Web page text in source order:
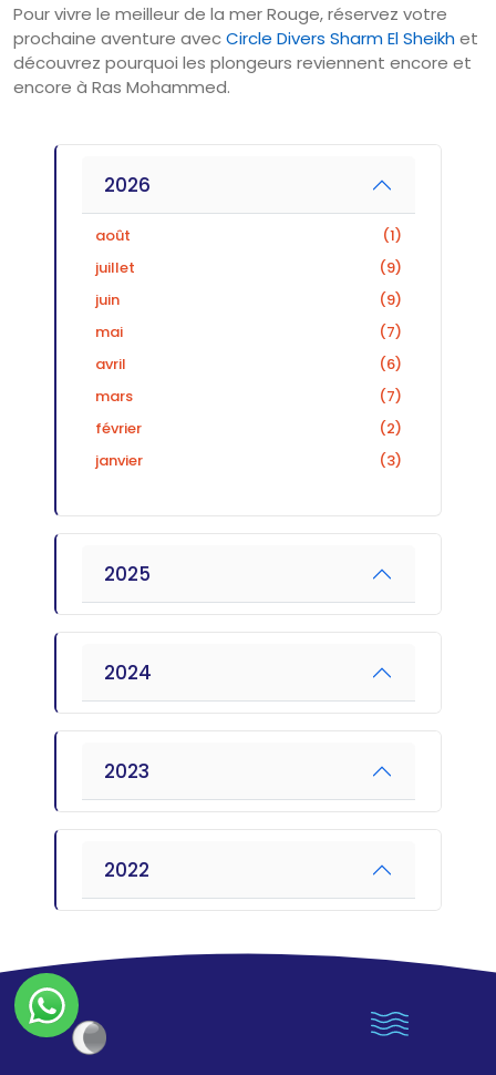
Pour vivre le meilleur de la mer Rouge, réservez votre
prochaine aventure avecCircle Divers Sharm El Sheikhet
découvrez pourquoi les plongeurs reviennent encore et
encore à Ras Mohammed.
2026
août
(1)
juillet
(9)
juin
(9)
mai
(7)
avril
(6)
mars
(7)
février
(2)
janvier
(3)
2025
2024
2023
2022